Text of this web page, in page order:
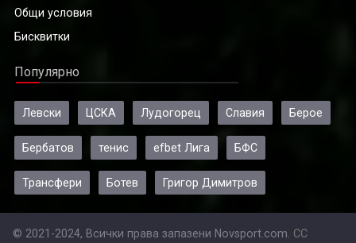
Общи условия
Бисквитки
Популярно
Левски ЦСКА Лудогорец Славия Берое
Бербатов тенис efbet Лига БФС
Трансфери Ботев Григор Димитров
© 2021-2024, Всички права запазени Novsport.com. CC